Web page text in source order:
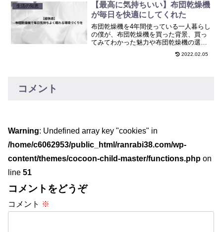
生活の知恵
【最高に気持ちいい】布団乾燥機
が毎日を快適にしてくれた
布団乾燥機を4年間使っている一人暮らし
の僕が、布団乾燥機を買った背景、買っ
てみてわかった魅力や布団乾燥機の選び
方をまとめました。気持ちよく寝たい
方、布団乾燥機の購入を検討をしている
2022.02.05
コメント
Warning : Undefined array key "cookies" in
/home/c6062953/public_html/ranrabi38.com/wp-
content/themes/cocoon-child-master/functions.php on
line 51
コメントをどうぞ
コメント ※